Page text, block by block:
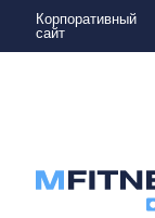
Корпоративный
сайт